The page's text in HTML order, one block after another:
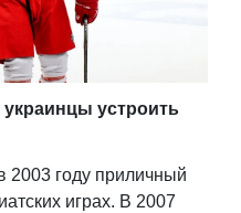
устроить
году приличный
играх. В 2007